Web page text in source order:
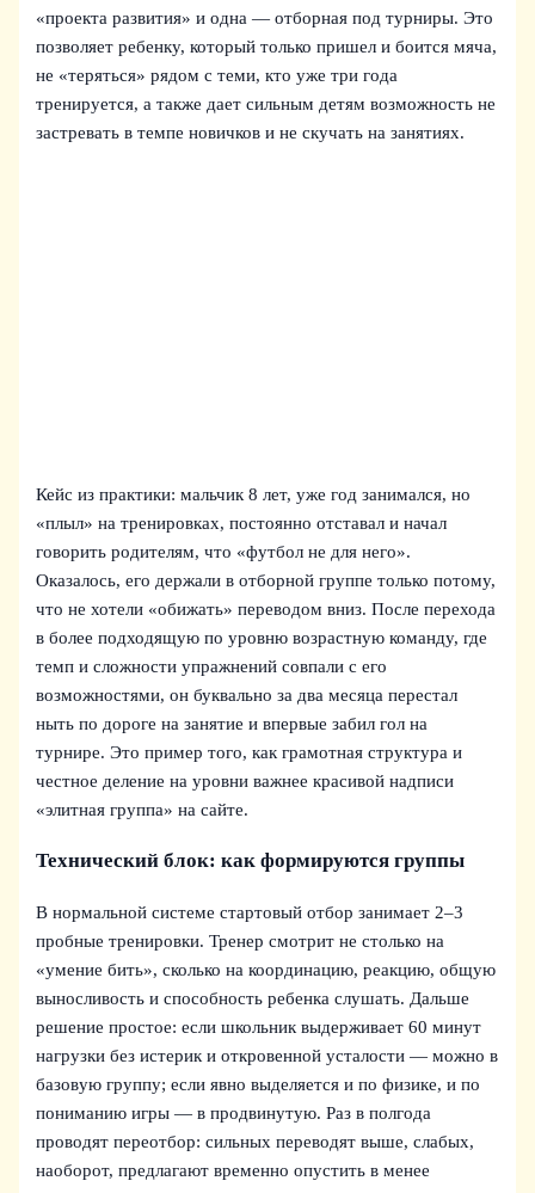
«проекта развития» и одна — отборная под турниры. Это
позволяет ребенку, который только пришел и боится мяча,
не «теряться» рядом с теми, кто уже три года
тренируется, а также дает сильным детям возможность не
застревать в темпе новичков и не скучать на занятиях.
Кейс из практики: мальчик 8 лет, уже год занимался, но
«плыл» на тренировках, постоянно отставал и начал
говорить родителям, что «футбол не для него».
Оказалось, его держали в отборной группе только потому,
что не хотели «обижать» переводом вниз. После перехода
в более подходящую по уровню возрастную команду, где
темп и сложности упражнений совпали с его
возможностями, он буквально за два месяца перестал
ныть по дороге на занятие и впервые забил гол на
турнире. Это пример того, как грамотная структура и
честное деление на уровни важнее красивой надписи
«элитная группа» на сайте.
Технический блок: как формируются группы
В нормальной системе стартовый отбор занимает 2–3
пробные тренировки. Тренер смотрит не столько на
«умение бить», сколько на координацию, реакцию, общую
выносливость и способность ребенка слушать. Дальше
решение простое: если школьник выдерживает 60 минут
нагрузки без истерик и откровенной усталости — можно в
базовую группу; если явно выделяется и по физике, и по
пониманию игры — в продвинутую. Раз в полгода
проводят переотбор: сильных переводят выше, слабых,
наоборот, предлагают временно опустить в менее